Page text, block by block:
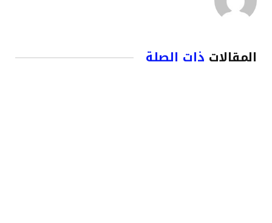
المقالات ذات الصلة